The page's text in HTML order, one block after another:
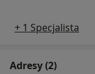
+ 1 Specjalista
Adresy (2)